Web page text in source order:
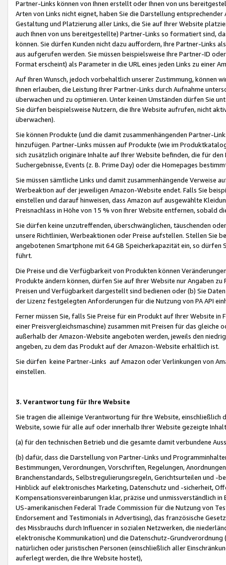
Partner-Links können von Ihnen erstellt oder Ihnen von uns
Arten von Links nicht eignet, haben Sie die Darstellung
Gestaltung und Platzierung aller Links, die Sie auf Ihrer Website
auch Ihnen von uns bereitgestellte) Partner-Links so formatiert sind,
können. Sie dürfen Kunden nicht dazu auffordern, Ihre Partner-Links
aus aufgerufen werden. Sie müssen beispielsweise Ihre Partner-ID
Format erscheint) als Parameter in die URL eines jeden Links zu einer
Auf Ihren Wunsch, jedoch vorbehaltlich unserer Zustimmung, können
Ihnen erlauben, die Leistung Ihrer Partner-Links durch Aufnahme
überwachen und zu optimieren. Unter keinen Umständen dürfen Sie
Sie dürfen beispielsweise Nutzern, die Ihre Website aufrufen, nicht
überwachen).
Sie können Produkte (und die damit zusammenhängenden Partner-
hinzufügen. Partner-Links müssen auf Produkte (wie im
sich zusätzlich originäre Inhalte auf Ihrer Website befinden, die für
Suchergebnisse, Events (z. B. Prime Day) oder die Homepages
Sie müssen sämtliche Links und damit zusammenhängende
Werbeaktion auf der jeweiligen Amazon-Website endet. Falls Sie
einstellen und darauf hinweisen, dass Amazon auf ausgewählte
Preisnachlass in Höhe von 15 % von Ihrer Website entfernen, sobald
Sie dürfen keine unzutreffenden, überschwänglichen, täuschenden
unsere Richtlinien, Werbeaktionen oder Preise aufstellen. Stellen Sie
angebotenen Smartphone mit 64 GB Speicherkapazität ein, so dürfen
führt.
Die Preise und die Verfügbarkeit von Produkten können
Produkte ändern können, dürfen Sie auf Ihrer Website nur Angaben
Preisen und Verfügbarkeit dargestellt sind bedienen oder (b) Sie
der Lizenz festgelegten Anforderungen für die Nutzung von PA API
Ferner müssen Sie, falls Sie Preise für ein Produkt auf Ihrer Website
einer Preisvergleichsmaschine) zusammen mit Preisen für das
außerhalb der Amazon-Website angeboten werden, jeweils den
angeben, zu dem das Produkt auf der Amazon-Website erhältlich ist.
Sie dürfen keine Partner-Links auf Amazon oder Verlinkungen von
einstellen.
3. Verantwortung für Ihre Website
Sie tragen die alleinige Verantwortung für Ihre Website,
Website, sowie für alle auf oder innerhalb Ihrer Website gezeigte
(a) für den technischen Betrieb und die gesamte damit verbundene
(b) dafür, dass die Darstellung von Partner-Links und
Bestimmungen, Verordnungen, Vorschriften, Regelungen,
Branchenstandards, Selbstregulierungsregeln, Gerichtsurteilen und -
Hinblick auf elektronisches Marketing, Datenschutz und -sicherheit,
Kompensationsvereinbarungen klar, präzise und unmissverständlich
US-amerikanischen Federal Trade Commission für die Nutzung von
Endorsement and Testimonials in Advertising), das französische
des Missbrauchs durch Influencer in sozialen Netzwerken, die
elektronische Kommunikation) und die Datenschutz-
natürlichen oder juristischen Personen (einschließlich aller
auferlegt werden, die Ihre Website hostet),